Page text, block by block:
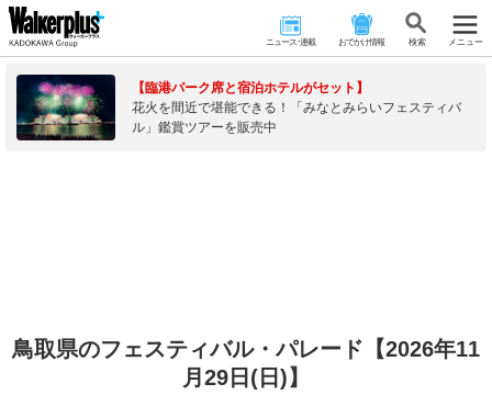
ニュース･連載 おでかけ情報 検 索 メニュー
【臨港パーク席と宿泊ホテルがセット】
花火を間近で堪能できる！「みなとみらいフェスティバ
ル」鑑賞ツアーを販売中
鳥取県のフェスティバル・パレード【2026年11
月29日(日)】